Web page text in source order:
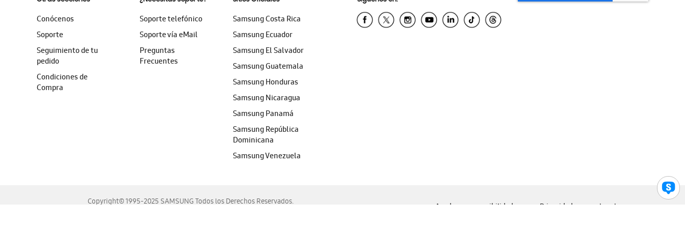
Conócenos
Soporte
Seguimiento de tu
pedido
Condiciones de
Compra
Soporte telefónico
Soporte vía eMail
Preguntas
Frecuentes
Samsung Costa Rica
Samsung Ecuador
Samsung El Salvador
Samsung Guatemala
Samsung Honduras
Samsung Nicaragua
Samsung Panamá
Samsung República
Dominicana
Samsung Venezuela
Copyright© 1995-2025 SAMSUNG Todos los Derechos Reservados.
Ayuda para accesibilidad Privacidad Legal